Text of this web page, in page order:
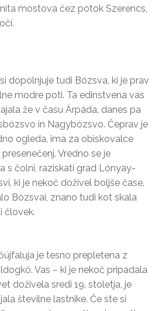
mostova čez potok Szerencs,
dopolnjuje tudi Bózsva, ki je prav
modre poti. Ta edinstvena vas
že v času Árpáda, danes pa
in Nagybózsvo. Čeprav je
ogleda, ima za obiskovalce
Vredno se je
s čolni, raziskati grad Lónyay-
ki je nekoč doživel boljše čase,
Bózsvai, znano tudi kot skala
človek.
je tesno prepletena z
Vas – ki je nekoč pripadala
doživela sredi 19. stoletja, je
številne lastnike. Če ste si